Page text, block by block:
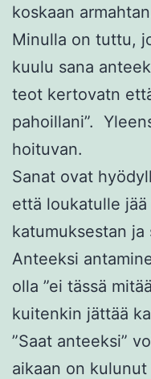
koskaan
Minulla on tuttu,
kuulu sana
teot kertovatn
pahoillani”.
hoituvan.
Sanat ovat
että loukatulle
katumuksestan ja
Anteeksi
olla ”ei tässä
kuitenkin jättää
”Saat anteeksi”
aikaan on